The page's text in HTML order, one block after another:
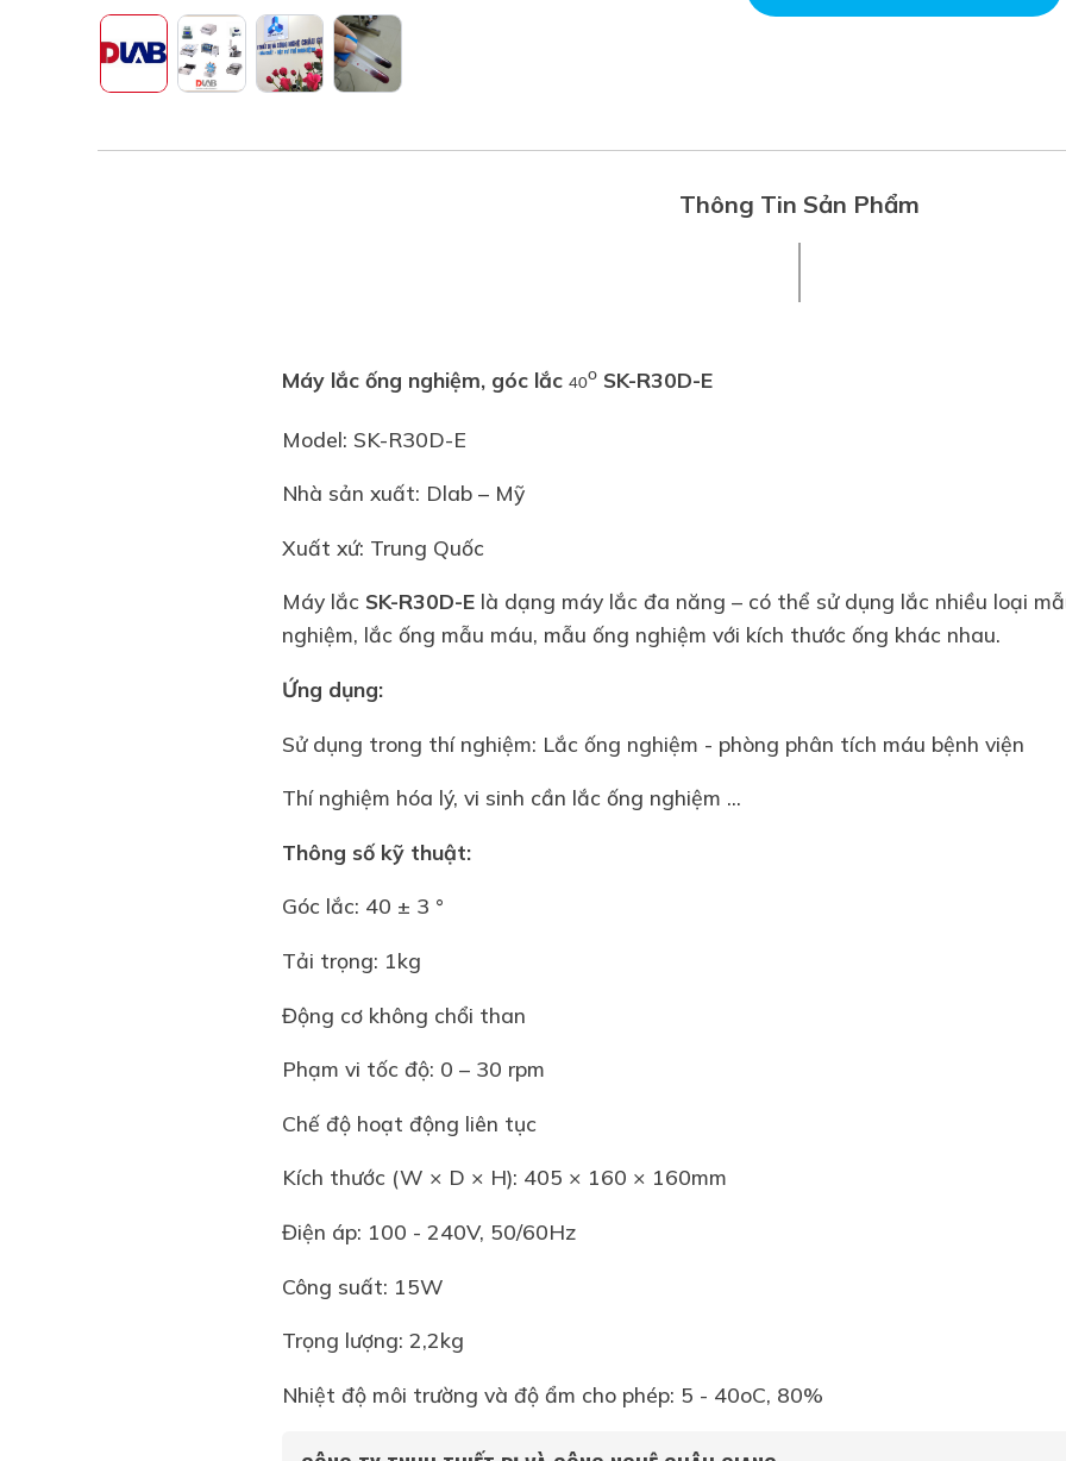
Thông Tin Sản Phẩm
Máy lắc ống nghiệm, góc lắc 40o SK-R30D-E
Model: SK-R30D-E
Nhà sản xuất: Dlab – Mỹ
Xuất xứ: Trung Quốc
Máy lắc SK-R30D-E là dạng máy lắc đa năng – có thể sử dụng lắc nhiều loại
nghiệm, lắc ống mẫu máu, mẫu ống nghiệm với kích thước ống khác nhau.
Ứng dụng:
Sử dụng trong thí nghiệm: Lắc ống nghiệm - phòng phân tích máu bệnh viện
Thí nghiệm hóa lý, vi sinh cần lắc ống nghiệm ...
Thông số kỹ thuật:
Góc lắc: 40 ± 3 °
Tải trọng: 1kg
Động cơ không chổi than
Phạm vi tốc độ: 0 – 30 rpm
Chế độ hoạt động liên tục
Kích thước (W × D × H): 405 × 160 × 160mm
Điện áp: 100 - 240V, 50/60Hz
Công suất: 15W
Trọng lượng: 2,2kg
Nhiệt độ môi trường và độ ẩm cho phép: 5 - 40oC, 80%